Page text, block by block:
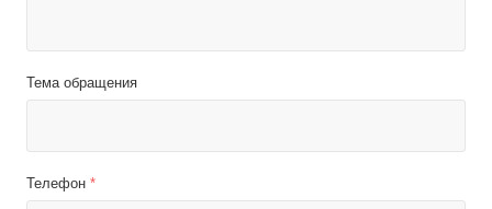
Тема обращения
Телефон *